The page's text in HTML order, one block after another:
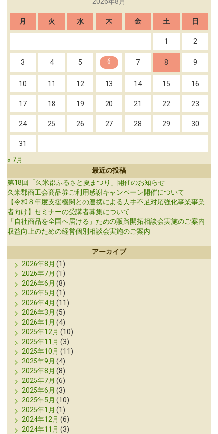
2026年8月
月 火 水 木 金 土 日
1 2
3 4 5 6 7 8 9
10 11 12 13 14 15 16
17 18 19 20 21 22 23
24 25 26 27 28 29 30
31
« 7月
最近の投稿
第18回「久米郡ふるさと夏まつり」開催のお知らせ
久米郡商工会商品券ご利用感謝キャンペーン開催について
【令和８年度支援機関との連携による人手不足対応強化事業事業
者向け】セミナーの受講者募集について
「自社商品を全国へ届ける」ための販路開拓相談会実施のご案内
収益向上のための経営個別相談会実施のご案内
アーカイブ
2026年8月 (1)
2026年7月 (1)
2026年6月 (8)
2026年5月 (1)
2026年4月 (11)
2026年3月 (5)
2026年1月 (4)
2025年12月 (10)
2025年11月 (3)
2025年10月 (11)
2025年9月 (4)
2025年8月 (8)
2025年7月 (6)
2025年6月 (3)
2025年5月 (10)
2025年1月 (1)
2024年12月 (6)
2024年11月 (3)